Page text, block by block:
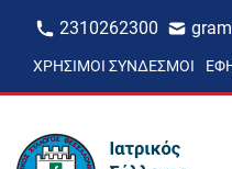
2310262300
ΧΡΉΣΙΜΟΙ ΣΎΝΔΕΣΜΟΙ